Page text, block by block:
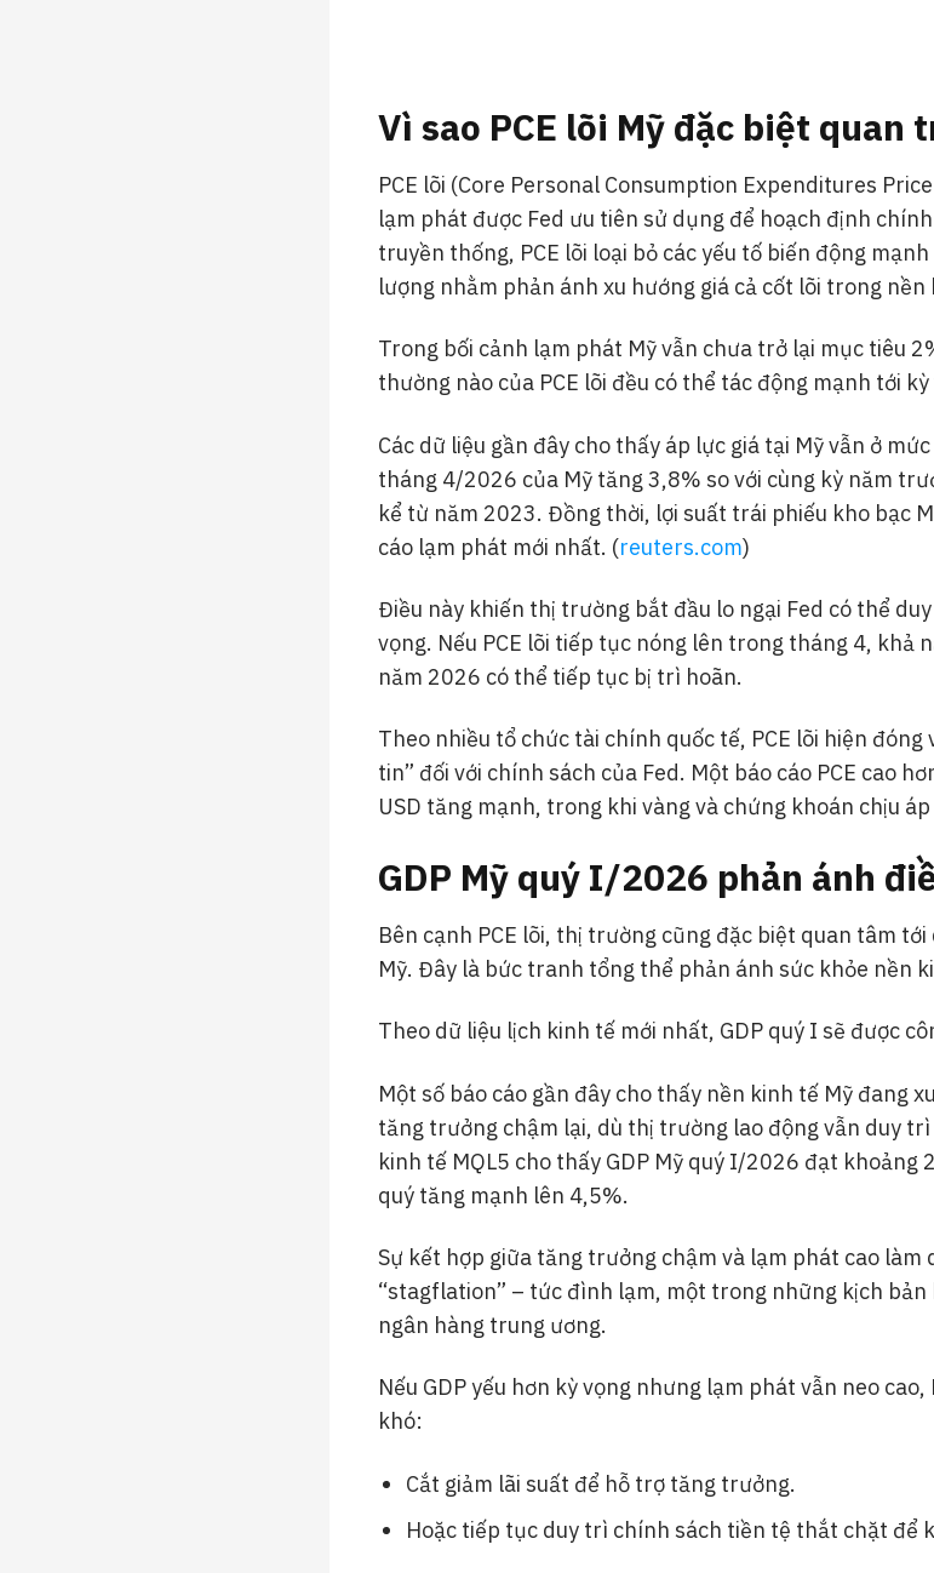
Vì sao PCE lõi Mỹ đặc biệt quan
PCE lõi (Core Personal Consumption Expenditures
lạm phát được Fed ưu tiên sử dụng để hoạch định
truyền thống, PCE lõi loại bỏ các yếu tố biến động
lượng nhằm phản ánh xu hướng giá cả cốt lõi trong nền
Trong bối cảnh lạm phát Mỹ vẫn chưa trở lại mục tiêu
thường nào của PCE lõi đều có thể tác động mạnh tới
Các dữ liệu gần đây cho thấy áp lực giá tại Mỹ vẫn ở
tháng 4/2026 của Mỹ tăng 3,8% so với cùng kỳ năm
kể từ năm 2023. Đồng thời, lợi suất trái phiếu kho bạc
cáo lạm phát mới nhất. (reuters.com)
Điều này khiến thị trường bắt đầu lo ngại Fed có thể
vọng. Nếu PCE lõi tiếp tục nóng lên trong tháng 4, khả
năm 2026 có thể tiếp tục bị trì hoãn.
Theo nhiều tổ chức tài chính quốc tế, PCE lõi hiện
tin” đối với chính sách của Fed. Một báo cáo PCE cao
USD tăng mạnh, trong khi vàng và chứng khoán chịu
GDP Mỹ quý I/2026 phản ánh
Bên cạnh PCE lõi, thị trường cũng đặc biệt quan tâm
Mỹ. Đây là bức tranh tổng thể phản ánh sức khỏe nền
Theo dữ liệu lịch kinh tế mới nhất, GDP quý I sẽ được
Một số báo cáo gần đây cho thấy nền kinh tế Mỹ đang
tăng trưởng chậm lại, dù thị trường lao động vẫn duy
kinh tế MQL5 cho thấy GDP Mỹ quý I/2026 đạt khoảng
quý tăng mạnh lên 4,5%.
Sự kết hợp giữa tăng trưởng chậm và lạm phát cao làm
“stagflation” – tức đình lạm, một trong những kịch bản
ngân hàng trung ương.
Nếu GDP yếu hơn kỳ vọng nhưng lạm phát vẫn neo
khó:
Cắt giảm lãi suất để hỗ trợ tăng trưởng.
Hoặc tiếp tục duy trì chính sách tiền tệ thắt chặt để